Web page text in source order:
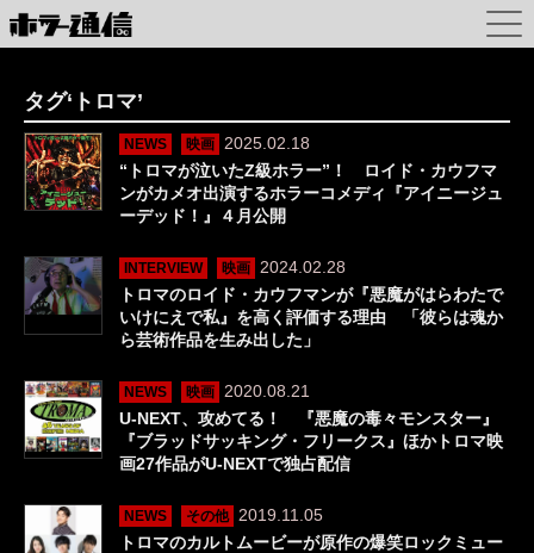
タグ‘トロマ’
NEWS 映画
2025.02.18
“トロマが泣いたZ級ホラー”！ ロイド・カウフマ
ンがカメオ出演するホラーコメディ『アイニージュ
ーデッド！』４月公開
INTERVIEW 映画
2024.02.28
トロマのロイド・カウフマンが『悪魔がはらわたで
いけにえで私』を高く評価する理由 「彼らは魂か
ら芸術作品を生み出した」
NEWS 映画
2020.08.21
U-NEXT、攻めてる！ 『悪魔の毒々モンスター』
『ブラッドサッキング・フリークス』ほかトロマ映
画27作品がU-NEXTで独占配信
NEWS その他
2019.11.05
トロマのカルトムービーが原作の爆笑ロックミュー